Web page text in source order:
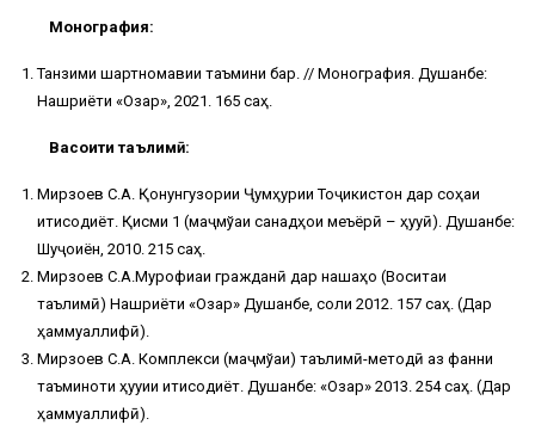
Монография:
Танзими шартномавии таъмини барқ. // Монография. Душанбе:
Нашриёти «Озар», 2021. 165 саҳ.
Васоити таълимӣ:
Мирзоев С.А. Қонунгузории Ҷумҳурии Тоҷикистон дар соҳаи
иқтисодиёт. Қисми 1 (маҷмўаи санадҳои меъёрӣ – ҳуқуқӣ). Душанбе:
Шуҷоиён, 2010. 215 саҳ.
Мирзоев С.А.Мурофиаи гражданӣ дар нақшаҳо (Воситаи
таълимӣ) Нашриёти «Озар» Душанбе, соли 2012. 157 саҳ. (Дар
ҳаммуаллифӣ).
Мирзоев С.А. Комплекси (маҷмўаи) таълимӣ-методӣ аз фанни
таъминоти ҳуқуқии иқтисодиёт. Душанбе: «Озар» 2013. 254 саҳ. (Дар
ҳаммуаллифӣ).